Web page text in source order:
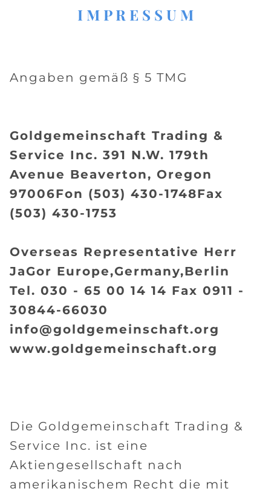
I M P R E S S U M
Angaben gemäß § 5 TMG
Goldgemeinschaft Trading &
Service Inc. 391 N.W. 179th
Avenue Beaverton, Oregon
97006Fon (503) 430-1748Fax
(503) 430-1753
Overseas Representative Herr
JaGor Europe,Germany,Berlin
Tel. 030 - 65 00 14 14 Fax 0911 -
30844-66030
info@goldgemeinschaft.org
www.goldgemeinschaft.org
Die Goldgemeinschaft Trading &
Service Inc. ist eine
Aktiengesellschaft nach
amerikanischem Recht die mit